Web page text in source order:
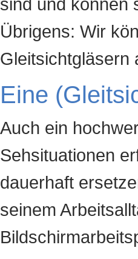
Übrigens: Wir
Gleitsichtgläsern
Eine
Auch ein
Sehsituationen
dauerhaft
seinem